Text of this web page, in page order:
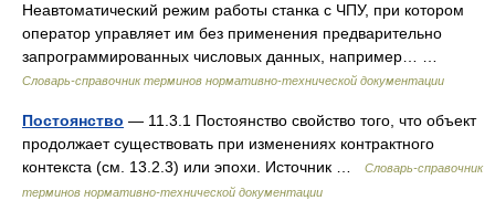
Неавтоматический режим работы станка с ЧПУ, при котором
оператор управляет им без применения предварительно
запрограммированных числовых данных, например… …
Словарь-справочник терминов нормативно-технической документации
Постоянство — 11.3.1 Постоянство свойство того, что объект
продолжает существовать при изменениях контрактного
контекста (см. 13.2.3) или эпохи. Источник …
Словарь-справочник
терминов нормативно-технической документации